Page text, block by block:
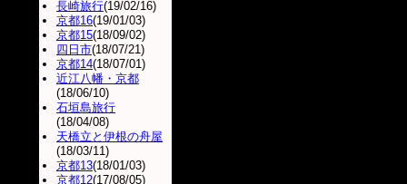
長崎旅行(19/02/16)
京都16(19/01/03)
京都15(18/09/02)
四日市(18/07/21)
京都14(18/07/01)
近江八幡・京都
(18/06/10)
石垣島旅行
(18/04/08)
天橋立と伊根の舟屋
(18/03/11)
京都13(18/01/03)
京都12(17/08/05)